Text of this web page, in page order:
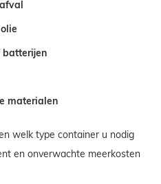
batterijen
materialen
welk type container u nodig
en onverwachte meerkosten